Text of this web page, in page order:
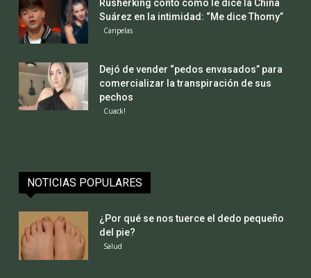
Rusherking contó cómo le dice la China
Suárez en la intimidad: “Me dice Thomy”
Caripelas
Dejó de vender “pedos envasados” para
comercializar la transpiración de sus
pechos
Cuack!
NOTICIAS POPULARES
¿Por qué se nos tuerce el dedo pequeño
del pie?
Salud